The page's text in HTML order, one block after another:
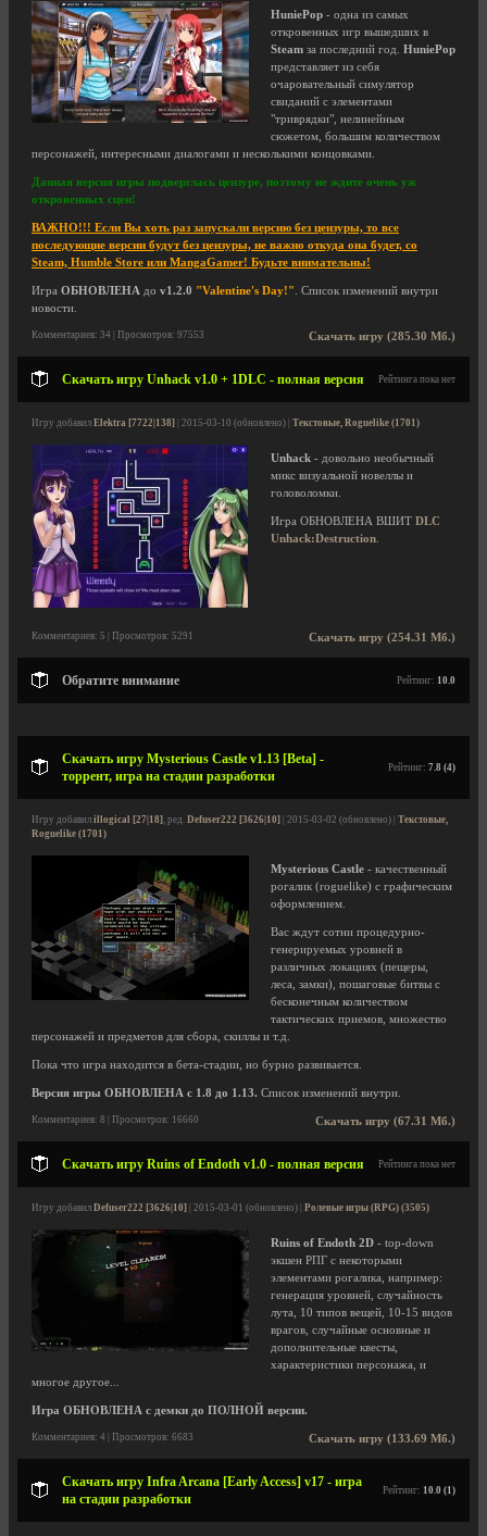
HuniePop - одна из самых
откровенных игр вышедших в
Steam за последний год. HuniePop
представляет из себя
очаровательный симулятор
свиданий с элементами
"триврядки", нелинейным
сюжетом, большим количеством
персонажей, интересными диалогами и несколькими концовками.
Данная версия игры подверглась цензуре, поэтому не ждите очень уж
откровенных сцен!
ВАЖНО!!! Если Вы хоть раз запускали версию без цензуры, то все
последующие версии будут без цензуры, не важно откуда она будет, со
Steam, Humble Store или MangaGamer! Будьте внимательны!
Игра ОБНОВЛЕНА до v1.2.0 "Valentine's Day!" . Список изменений внутри
новости.
Скачать игру (285.30 Мб.)
Комментариев: 34 | Просмотров: 97553
Скачать игру Unhack v1.0 + 1DLC - полная версия Рейтинга пока нет
Игру добавил Elektra [7722|138] | 2015-03-10 (обновлено) | Текстовые, Roguelike (1701)
Unhack - довольно необычный
микс визуальной новеллы и
головоломки.
Игра ОБНОВЛЕНА ВШИТ DLC
Unhack:Destruction
Скачать игру (254.31 Мб.)
Комментариев: 5 | Просмотров: 5291
Обратите внимание Рейтинг: 10.0
Скачать игру Mysterious Castle v1.13 [Beta] -
торрент, игра на стадии разработки
Рейтинг: 7.8 (4)
Игру добавил illogical [27|18], ред. Defuser222 [3626|10] | 2015-03-02 (обновлено) | Текстовые,
Roguelike (1701)
Mysterious Castle - качественный
рогалик (roguelike) с графическим
оформлением.
Вас ждут сотни процедурно-
генерируемых уровней в
различных локациях (пещеры,
леса, замки), пошаговые битвы с
бесконечным количеством
тактических приемов, множество
персонажей и предметов для сбора, скиллы и т.д.
Пока что игра находится в бета-стадии, но бурно развивается.
Версия игры ОБНОВЛЕНА с 1.8 до 1.13. Список изменений внутри.
Скачать игру (67.31 Мб.)
Комментариев: 8 | Просмотров: 16660
Скачать игру Ruins of Endoth v1.0 - полная версия Рейтинга пока нет
Игру добавил Defuser222 [3626|10] | 2015-03-01 (обновлено) | Ролевые игры (RPG) (3505)
Ruins of Endoth 2D - top-down
экшен РПГ с некоторыми
элементами рогалика, например:
генерация уровней, случайность
лута, 10 типов вещей, 10-15 видов
врагов, случайные основные и
дополнительные квесты,
характеристики персонажа, и
многое другое...
Игра ОБНОВЛЕНА с демки до ПОЛНОЙ версии.
Скачать игру (133.69 Мб.)
Комментариев: 4 | Просмотров: 6683
Скачать игру Infra Arcana [Early Access] v17 - игра
на стадии разработки
Рейтинг: 10.0 (1)